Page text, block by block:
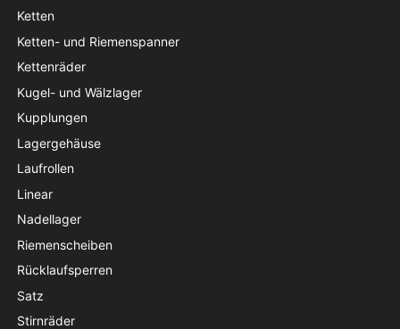
Ketten
Ketten- und Riemenspanner
Kettenräder
Kugel- und Wälzlager
Kupplungen
Lagergehäuse
Laufrollen
Linear
Nadellager
Riemenscheiben
Rücklaufsperren
Satz
Stirnräder